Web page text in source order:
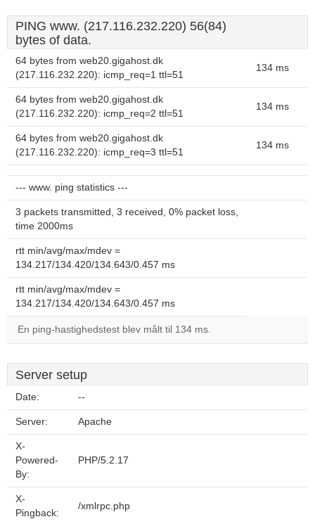
PING www. (217.116.232.220) 56(84)
bytes of data.
64 bytes from web20.gigahost.dk
(217.116.232.220): icmp_req=1 ttl=51
134 ms
64 bytes from web20.gigahost.dk
(217.116.232.220): icmp_req=2 ttl=51
134 ms
64 bytes from web20.gigahost.dk
(217.116.232.220): icmp_req=3 ttl=51
134 ms
--- www. ping statistics ---
3 packets transmitted, 3 received, 0% packet loss,
time 2000ms
rtt min/avg/max/mdev =
134.217/134.420/134.643/0.457 ms
rtt min/avg/max/mdev =
134.217/134.420/134.643/0.457 ms
En ping-hastighedstest blev målt til 134 ms.
Server setup
Date: --
Server: Apache
X-
Powered-
By:
PHP/5.2.17
X-
Pingback:
/xmlrpc.php